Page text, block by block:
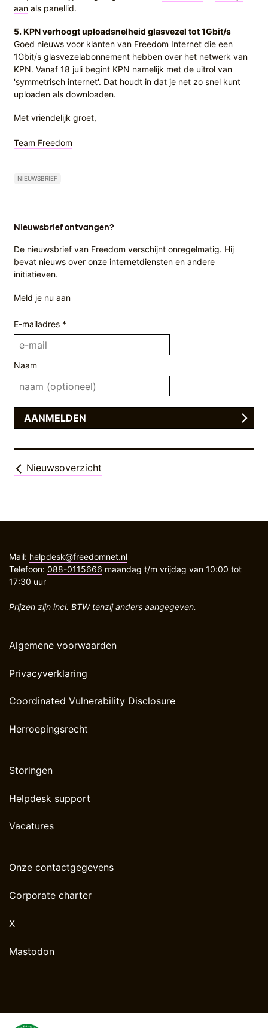
aan als panellid.
5. KPN verhoogt uploadsnelheid glasvezel tot 1Gbit/s
Goed nieuws voor klanten van Freedom Internet die een
1Gbit/s glasvezelabonnement hebben over het netwerk van
KPN. Vanaf 18 juli begint KPN namelijk met de uitrol van
'symmetrisch internet'. Dat houdt in dat je net zo snel kunt
uploaden als downloaden.
Met vriendelijk groet,
Team Freedom
NIEUWSBRIEF
Nieuwsbrief ontvangen?
De nieuwsbrief van Freedom verschijnt onregelmatig. Hij
bevat nieuws over onze internetdiensten en andere
initiatieven.
Meld je nu aan
E-mailadres *
Naam
Nieuwsoverzicht
Mail: helpdesk@freedomnet.nl
Telefoon: 088-0115666 maandag t/m vrijdag van 10:00 tot
17:30 uur
Prijzen zijn incl. BTW tenzij anders aangegeven.
Algemene voorwaarden
Privacyverklaring
Coordinated Vulnerability Disclosure
Herroepingsrecht
Storingen
Helpdesk support
Vacatures
Onze contactgegevens
Corporate charter
X
Mastodon